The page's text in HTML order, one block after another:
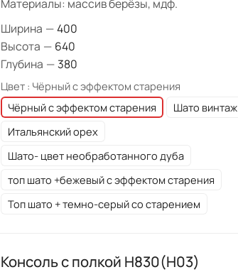
Материалы: массив берёзы, мдф.
Ширина —400
Высота — 640
Глубина — 380
Цвет : Чёрный с эффектом старения
Чёрный с эффектом старения
Шато винтаж
Итальянский орех
Шато- цвет необработанного дуба
топ шато +бежевый с эффектом старения
Топ шато + темно-серый со старением
Консоль с полкой H830(Н03)